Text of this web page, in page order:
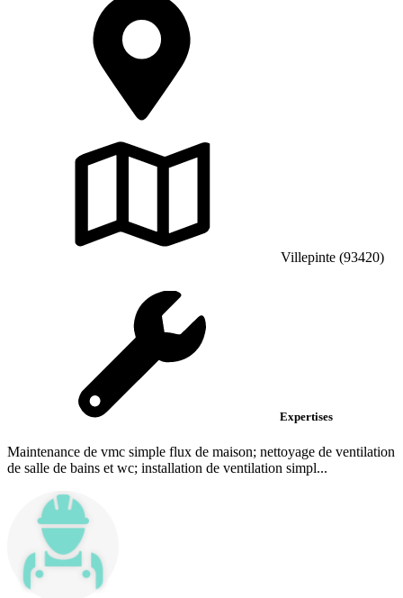
Villepinte (93420)
Expertises
Maintenance de vmc simple flux de maison; nettoyage de ventilation
de salle de bains et wc; installation de ventilation simpl...